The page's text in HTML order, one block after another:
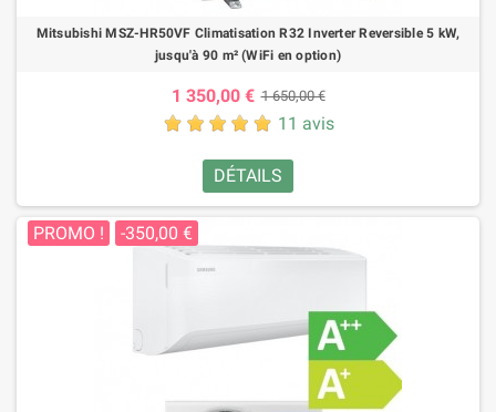
Mitsubishi MSZ-HR50VF Climatisation R32 Inverter Reversible 5 kW,
jusqu'à 90 m² (WiFi en option)
1 350,00 € 1 650,00 €
11 avis
DÉTAILS
PROMO ! -350,00 €